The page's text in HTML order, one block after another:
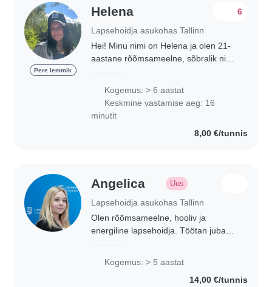
Pere lemmik
Helena
Lapsehoidja asukohas Tallinn
6
Hei! Minu nimi on Helena ja olen 21-
aastane rõõmsameelne, sõbralik ning
gümnaasiumi ning õpin praegu Eesti
Kogemus: > 6 aastat
Keskmine vastamise aeg: 16
minutit
8,00 €/tunnis
Angelica Uus
Lapsehoidja asukohas Tallinn
Olen rõõmsameelne, hooliv ja
energiline lapsehoidja. Töötan juba
varasem kogemus ka
eralapsehoidjana. Olen läbinud
Kogemus: > 5 aastat
14,00 €/tunnis